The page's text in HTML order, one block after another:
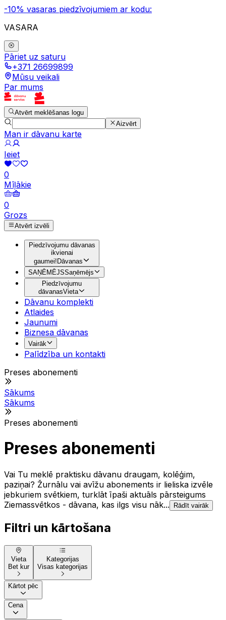
-10% vasaras piedzīvojumiem ar kodu:
VASARA
Pāriet uz saturu
+371 26699899
Mūsu veikali
Par mums
Atvērt meklēšanas logu
Aizvērt
Man ir dāvanu karte
Ieiet
0
Mīļākie
0
Grozs
Atvērt izvēli
Piedzīvojumu dāvanas
ikvienai
gaumei!Dāvanas
SAŅĒMĒJSSaņēmējs
Piedzīvojumu
dāvanasVieta
Dāvanu komplekti
Atlaides
Jaunumi
Biznesa dāvanas
Vairāk
Palīdzība un kontakti
Preses abonementi
Sākums
Sākums
Preses abonementi
Preses abonementi
Vai Tu meklē praktisku dāvanu draugam, kolēģim,
paziņai? Žurnālu vai avīžu abonements ir lieliska izvēle
jebkuriem svētkiem, turklāt īpaši aktuāls pārsteigums
Ziemassvētkos - dāvana, kas ilgs visu nāk...
Rādīt vairāk
Filtri un kārtošana
Vieta
Bet kur
Kategorijas
Visas kategorijas
Kārtot pēc
Cena